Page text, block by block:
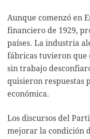
Aunque comenzó en
financiero de 1929,
países. La industria
fábricas tuvieron que
sin trabajo
quisieron respuestas
económica.
Los discursos del
mejorar la condición